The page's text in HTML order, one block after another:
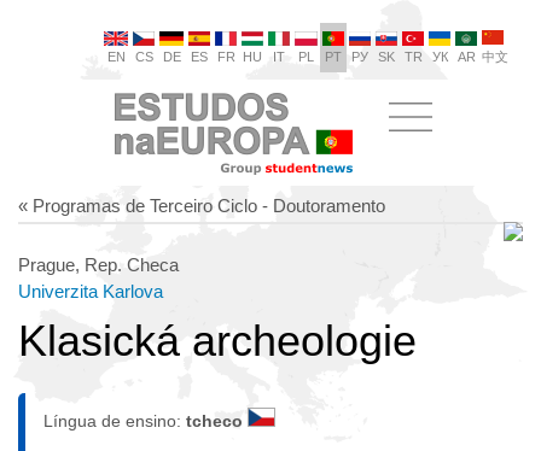
EN CS DE ES FR HU IT PL PT РУ SK TR УК AR 中文
« Programas de Terceiro Ciclo - Doutoramento
Prague, Rep. Checa
Univerzita Karlova
Klasická archeologie
Língua de ensino: tcheco